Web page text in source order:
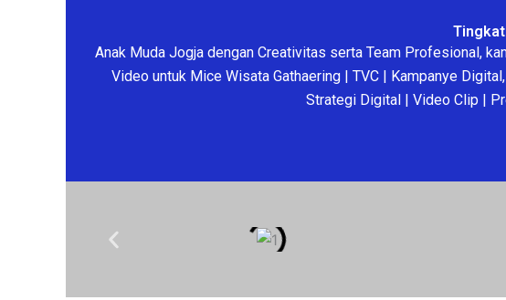
Anak Muda Jogja dengan Creativitas serta Team Profesional,
Video untuk Mice Wisata Gathaering | TVC | Kampanye
Strategi Digital | Video Clip |